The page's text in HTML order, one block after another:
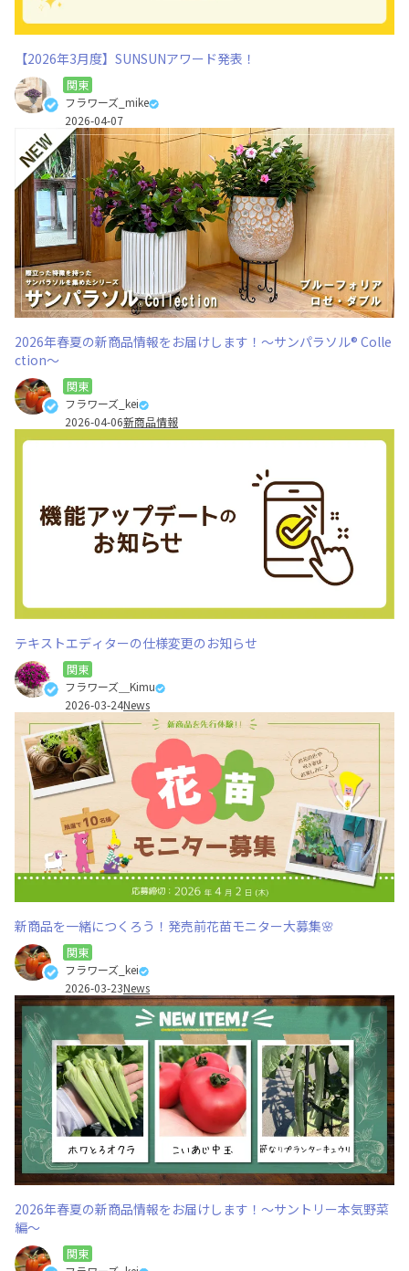
【2026年3月度】SUNSUNアワード発表！
関東
フラワーズ_mike
2026-04-07
2026年春夏の新商品情報をお届けします！～サンパラソル® Colle
ction～
関東
フラワーズ_kei
2026-04-06新商品情報
テキストエディターの仕様変更のお知らせ
関東
フラワーズ＿Kimu
2026-03-24News
新商品を一緒につくろう！発売前花苗モニター大募集🌸
関東
フラワーズ_kei
2026-03-23News
2026年春夏の新商品情報をお届けします！～サントリー本気野菜
編～
関東